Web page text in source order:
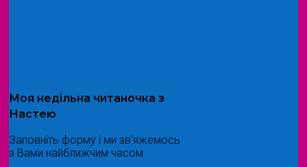
Моя недільна читаночка з
Настею
Заповніть форму і ми зв'яжемось
з Вами найближчим часом